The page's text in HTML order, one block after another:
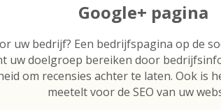
Google+ pagina
uw bedrijf? Een bedrijfspagina op de
uw doelgroep bereiken door
om recensies achter te laten. Ook is
meetelt voor de SEO van uw